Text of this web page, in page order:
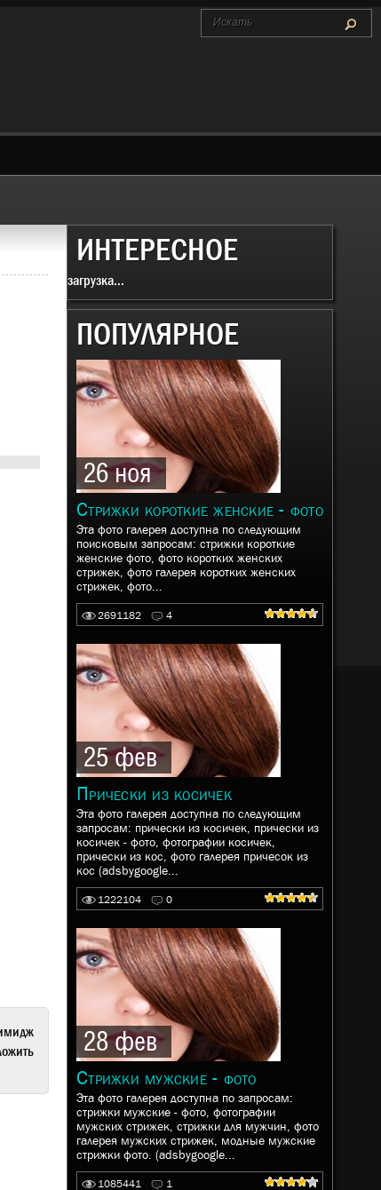
ИНТЕРЕСНОЕ
загрузка...
ПОПУЛЯРНОЕ
26 ноя
Стрижки короткие женские - фото
Эта фото галерея доступна по следующим
поисковым запросам: стрижки короткие
женские фото, фото коротких женских
стрижек, фото галерея коротких женских
стрижек, фото...
2691182 4
25 фев
Прически из косичек
Эта фото галерея доступна по следующим
запросам: прически из косичек, прически из
косичек - фото, фотографии косичек,
прически из кос, фото галерея причесок из
кос (adsbygoogle...
1222104 0
28 фев
Стрижки мужские - фото
Эта фото галерея доступна по запросам:
стрижки мужские - фото, фотографии
мужских стрижек, стрижки для мужчин, фото
галерея мужских стрижек, модные мужские
стрижки фото. (adsbygoogle...
1085441 1